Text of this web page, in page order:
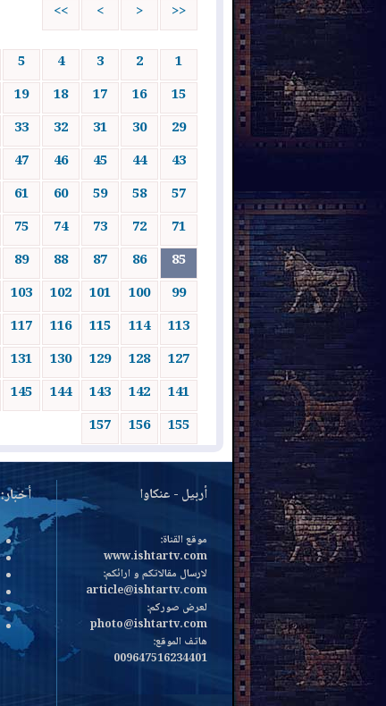
<<
<
>
>>
1
2
3
4
5
15
16
17
18
19
29
30
31
32
33
43
44
45
46
47
57
58
59
60
61
71
72
73
74
75
85
86
87
88
89
99
100
101
102
103
113
114
115
116
117
127
128
129
130
131
141
142
143
144
145
155
156
157
أربيل - عنكاوا
موقع القناة:
www.ishtartv.com
لارسال مقالاتكم و ارائكم:
article@ishtartv.com
لعرض صوركم:
photo@ishtartv.com
هاتف الموقع:
009647516234401
أخبار: